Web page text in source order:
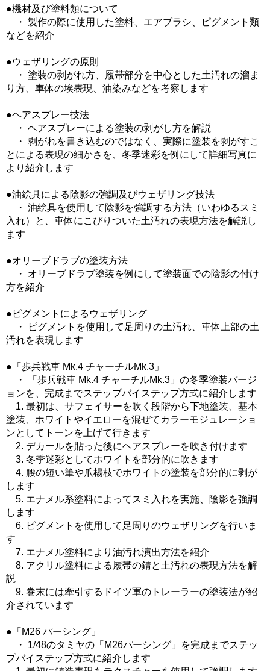
●機材及び塗料類について
・ 製作の際に使用した塗料、エアブラシ、ピグメント類
などを紹介
●ウェザリングの原則
・ 塗装の剥がれ方、履帯部分を中心とした土汚れの溜ま
り方、車体の埃表現、油染みなどを考察します
●ヘアスプレー技法
・ ヘアスプレーによる塗装の剥がし方を解説
・ 剥がれを書き込むのではなく、実際に塗装を剥がすこ
とによる表現の細かさを、冬季迷彩を例にして詳細写真に
より紹介します
●油絵具による陰影の強調及びウェザリング技法
・ 油絵具を使用して陰影を強調する方法（いわゆるスミ
入れ）と、車体にこびりついた土汚れの表現方法を解説し
ます
●オリーブドラブの塗装方法
・ オリーブドラブ塗装を例にして塗装面での陰影の付け
方を紹介
●ピグメントによるウェザリング
・ ピグメントを使用して足周りの土汚れ、車体上部の土
汚れを表現します
●「歩兵戦車 Mk.4 チャーチルMk.3」
・ 「歩兵戦車 Mk.4 チャーチルMk.3」の冬季塗装バージ
ョンを、完成までステップバイステップ方式に紹介します
1. 最初は、サフェイサーを吹く段階から下地塗装、基本
塗装、ホワイトやイエローを混ぜてカラーモジュレーショ
ンとしてトーンを上げて行きます
2. デカールを貼った後にヘアスプレーを吹き付けます
3. 冬季迷彩としてホワイトを部分的に吹きます
4. 腰の短い筆や爪楊枝でホワイトの塗装を部分的に剥が
します
5. エナメル系塗料によってスミ入れを実施、陰影を強調
します
6. ピグメントを使用して足周りのウェザリングを行いま
す
7. エナメル塗料により油汚れ演出方法を紹介
8. アクリル塗料による履帯の錆と土汚れの表現方法を解
説
9. 巻末には牽引するドイツ軍のトレーラーの塗装法が紹
介されています
●「M26 パーシング」
・ 1/48のタミヤの「M26パーシング」を完成までステッ
プバイステップ方式に紹介します